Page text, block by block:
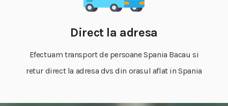
Direct la adresa
Efectuam transport de persoane Spania Bacau si
retur direct la adresa dvs din orasul aflat in Spania